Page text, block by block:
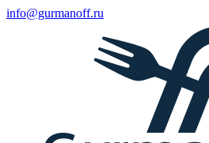
info@gurmanoff.ru